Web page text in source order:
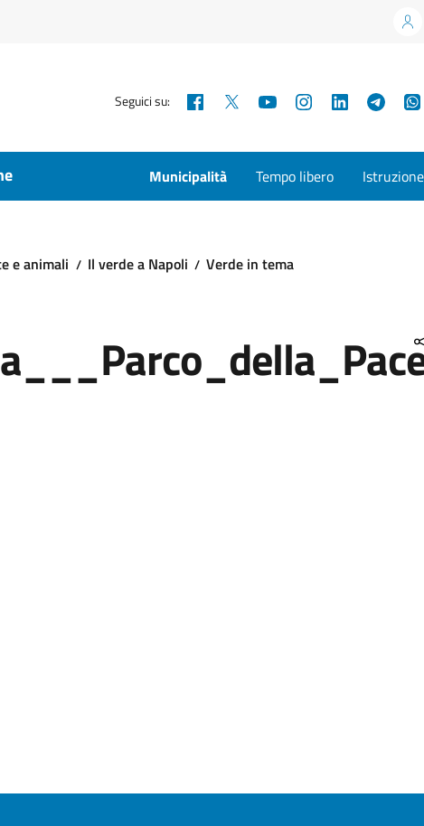
Seguici su: Facebook YouTubeInstagramLinkedIn
Municipalità Tempo libero Istruzione
e animali Il verde a Napoli
Verde in tema